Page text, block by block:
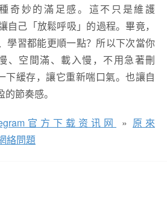
奇妙的滿足感。這不只是維護
自己「放鬆呼吸」的過程。畢竟，
學習都能更順一點？所以下次當你
、空間滿、載入慢，不用急著刪
下緩存，讓它重新喘口氣。也讓自
節奏感。
官方下载资讯网 » 原來
絡問題